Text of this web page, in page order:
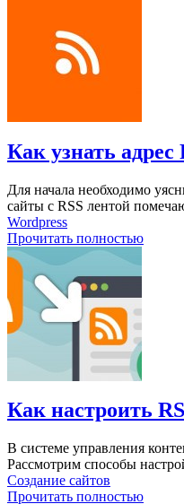
Как узнать адрес
Для начала необходимо
сайты с RSS лентой
Wordpress
Прочитать полностью
Как настроить
В системе управления
Рассмотрим способы
Создание сайтов
Прочитать полностью